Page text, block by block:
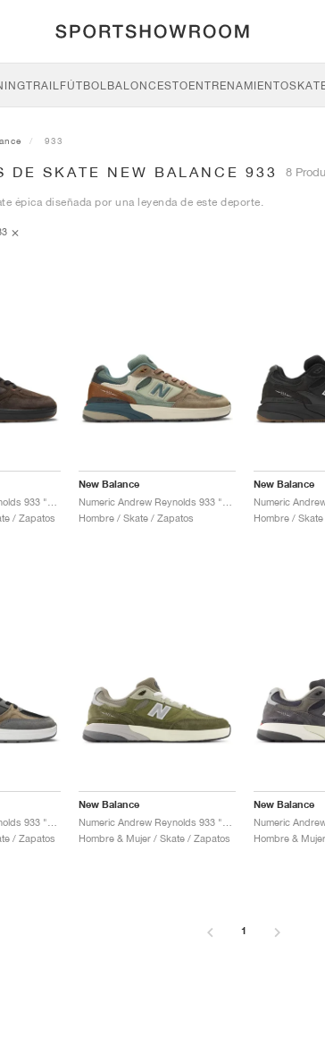
TRAILFÚTBOLBALONCESTOENTRENAMIENTO
933
DE SKATE NEW BALANCE 933 8
épica diseñada por una leyenda de este deporte.
/ Zapatos
New Balance
Hombre / Skate / Zapatos
New Balance
Hombre /
/ Zapatos
New Balance
Hombre & Mujer / Skate / Zapatos
New Balance
Hombre &
1